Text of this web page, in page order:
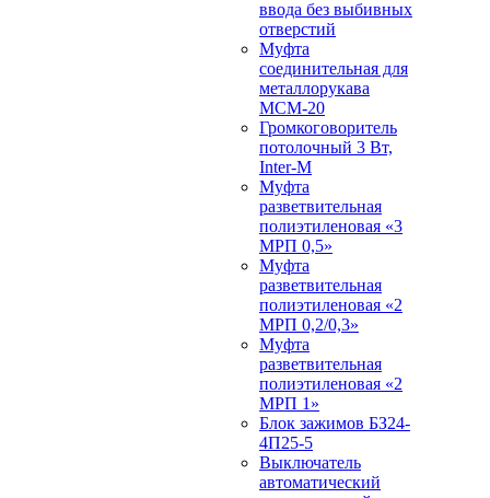
ввода без выбивных
отверстий
Муфта
соединительная для
металлорукава
МСМ-20
Громкоговоритель
потолочный 3 Вт,
Inter-M
Муфта
разветвительная
полиэтиленовая «3
МРП 0,5»
Муфта
разветвительная
полиэтиленовая «2
МРП 0,2/0,3»
Муфта
разветвительная
полиэтиленовая «2
МРП 1»
Блок зажимов БЗ24-
4П25-5
Выключатель
автоматический